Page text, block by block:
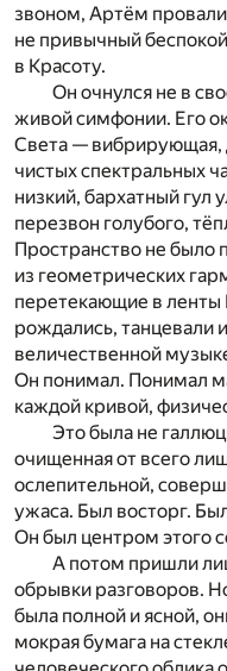
звоном, Артём
не привычный
в Красоту.
Он очнулся не в
живой симфонии. Его
Света — вибрирующая,
чистых спектральных
низкий, бархатный гул
перезвон голубого,
Пространство не было
из геометрических
перетекающие в ленты
рождались, танцевали
величественной
Он понимал. Понимал
каждой кривой,
Это была не
очищенная от всего
ослепительной,
ужаса. Был восторг.
Он был центром этого
А потом пришли
обрывки разговоров.
была полной и ясной,
мокрая бумага на